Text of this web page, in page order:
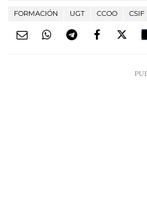
FORMACIÓN UGT CCOO CSIF